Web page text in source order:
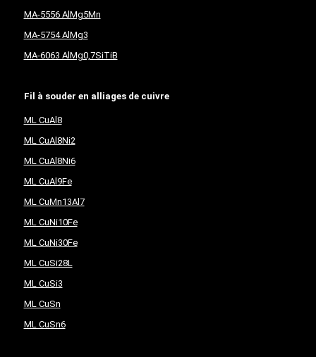
MA-5556 AlMg5Mn
MA-5754 AlMg3
MA-6063 AlMg0,7SiTiB
Fil à souder en alliages de cuivre
ML CuAl8
ML CuAl8Ni2
ML CuAl8Ni6
ML CuAl9Fe
ML CuMn13Al7
ML CuNi10Fe
ML CuNi30Fe
ML CuSi28L
ML CuSi3
ML CuSn
ML CuSn6